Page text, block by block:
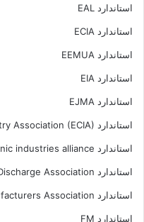
استاندارد EAL
استاندارد ECIA
استاندارد EEMUA
استاندارد EIA
استاندارد EJMA
استاندارد Electronic Components Industry Association (ECIA)
استاندارد Electronic industries alliance
استاندارد Electrostatic Discharge Association
استاندارد Expansion Joint Manufacturers Association
استاندارد FM